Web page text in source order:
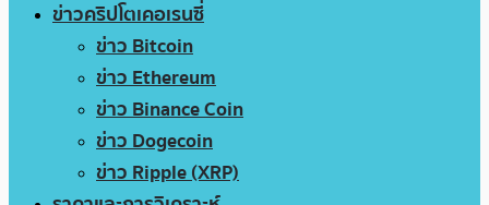
ข่าวคริปโตเคอเรนซี่
ข่าว Bitcoin
ข่าว Ethereum
ข่าว Binance Coin
ข่าว Dogecoin
ข่าว Ripple (XRP)